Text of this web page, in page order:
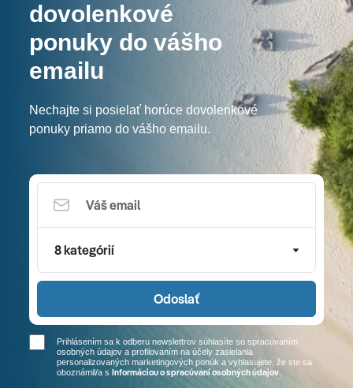
dovolenkové
ponuky do vášho
emailu
Nechajte si posielať horúce dovolenkové
ponuky priamo do vášho emailu.
8 kategórií
Odoslať
Prihlásením sa k odberu newslettrov súhlasíte so spracúvaním
osobných údajov a profilovaním na účely zasielania
personalizovaných marketingových ponúk a vyhlasujete, že ste sa
oboznámil/a s Informáciou o spracúvaní osobných údajov